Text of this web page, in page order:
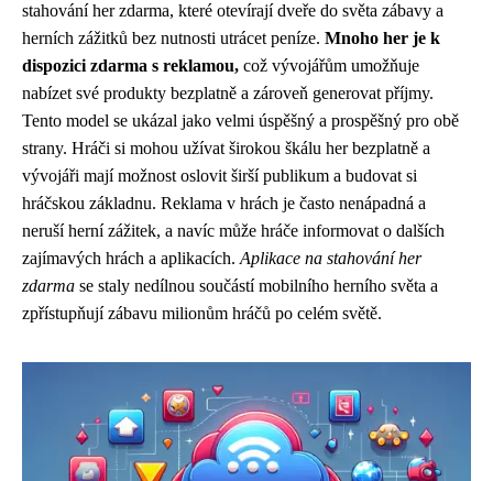
stahování her zdarma, které otevírají dveře do světa zábavy a
herních zážitků bez nutnosti utrácet peníze. Mnoho her je k
dispozici zdarma s reklamou, což vývojářům umožňuje
nabízet své produkty bezplatně a zároveň generovat příjmy.
Tento model se ukázal jako velmi úspěšný a prospěšný pro obě
strany. Hráči si mohou užívat širokou škálu her bezplatně a
vývojáři mají možnost oslovit širší publikum a budovat si
hráčskou základnu. Reklama v hrách je často nenápadná a
neruší herní zážitek, a navíc může hráče informovat o dalších
zajímavých hrách a aplikacích. Aplikace na stahování her
zdarma se staly nedílnou součástí mobilního herního světa a
zpřístupňují zábavu milionům hráčů po celém světě.